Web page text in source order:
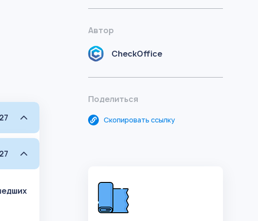
Автор
CheckOffice
Поделиться
Скопировать ссылку